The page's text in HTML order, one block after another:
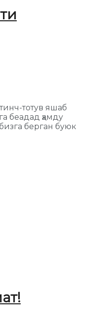
тотув яшаб
беадад ҳамду
берган буюк